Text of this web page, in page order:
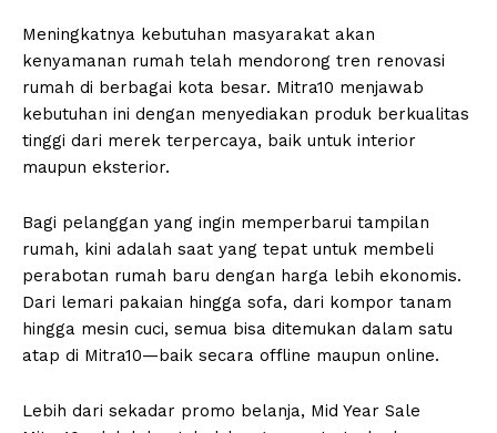
Meningkatnya kebutuhan masyarakat akan
kenyamanan rumah telah mendorong tren renovasi
rumah di berbagai kota besar. Mitra10 menjawab
kebutuhan ini dengan menyediakan produk berkualitas
tinggi dari merek terpercaya, baik untuk interior
maupun eksterior.
Bagi pelanggan yang ingin memperbarui tampilan
rumah, kini adalah saat yang tepat untuk membeli
perabotan rumah baru dengan harga lebih ekonomis.
Dari lemari pakaian hingga sofa, dari kompor tanam
hingga mesin cuci, semua bisa ditemukan dalam satu
atap di Mitra10—baik secara offline maupun online.
Lebih dari sekadar promo belanja, Mid Year Sale